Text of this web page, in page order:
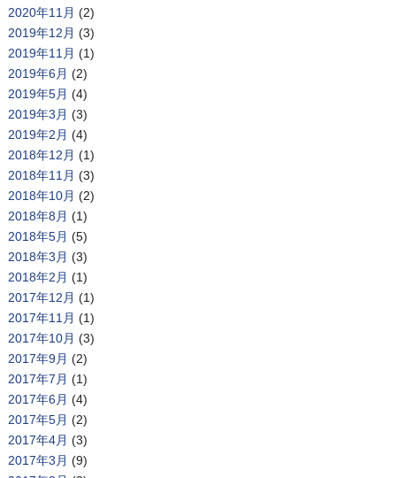
2020年11月 (2)
2019年12月 (3)
2019年11月 (1)
2019年6月 (2)
2019年5月 (4)
2019年3月 (3)
2019年2月 (4)
2018年12月 (1)
2018年11月 (3)
2018年10月 (2)
2018年8月 (1)
2018年5月 (5)
2018年3月 (3)
2018年2月 (1)
2017年12月 (1)
2017年11月 (1)
2017年10月 (3)
2017年9月 (2)
2017年7月 (1)
2017年6月 (4)
2017年5月 (2)
2017年4月 (3)
2017年3月 (9)